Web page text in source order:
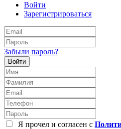
Войти
Зарегистрироваться
Забыли пароль?
Войти
Я прочел и согласен с